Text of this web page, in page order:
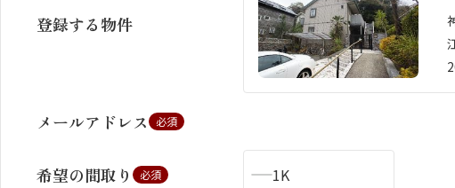
関西
中国・四国 九州
登録する物件
メールアドレス 必須
希望の間取り 必須 1K